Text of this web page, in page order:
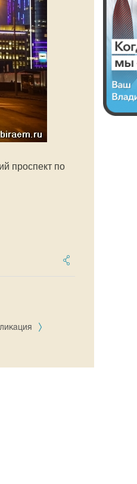
проспект по